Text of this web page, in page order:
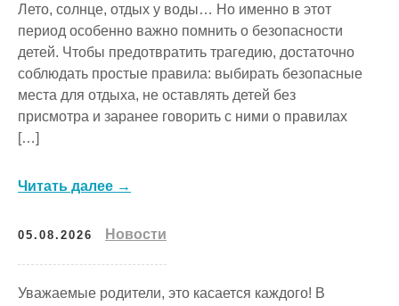
Лето, солнце, отдых у воды… Но именно в этот
период особенно важно помнить о безопасности
детей. Чтобы предотвратить трагедию, достаточно
соблюдать простые правила: выбирать безопасные
места для отдыха, не оставлять детей без
присмотра и заранее говорить с ними о правилах
[…]
Читать далее →
05.08.2026 Новости
Уважаемые родители, это касается каждого! В